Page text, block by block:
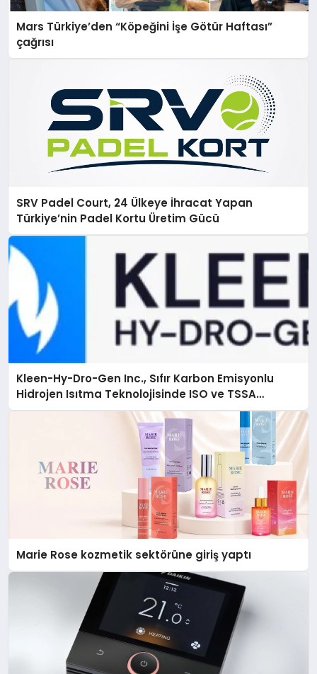
Mars Türkiye’den “Köpeğini İşe Götür Haftası”
çağrısı
SRV Padel Court, 24 Ülkeye İhracat Yapan
Türkiye’nin Padel Kortu Üretim Gücü
Kleen-Hy-Dro-Gen Inc., Sıfır Karbon Emisyonlu
Hidrojen Isıtma Teknolojisinde ISO ve TSSA
Düzenleyici Onaylarını Aldı
Marie Rose kozmetik sektörüne giriş yaptı